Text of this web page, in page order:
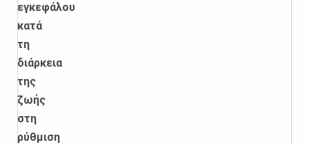
εγκεφάλου
κατά
τη
διάρκεια
της
ζωής
στη
ρύθμιση